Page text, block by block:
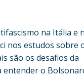
na Itália e
nos estudos sobre
são os desafios da
entender o